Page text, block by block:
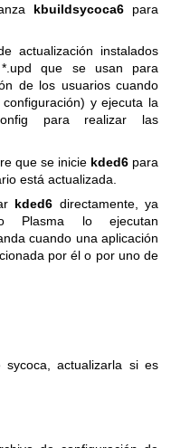
kbuildsycoca6 para
actualización instalados
*.upd que se usan para
de los usuarios cuando
y ejecuta la
para realizar las
que se inicie kded6 para
está actualizada.
kded6 directamente, ya
Plasma lo ejecutan
cuando una aplicación
por él o por uno de
actualizarla si es